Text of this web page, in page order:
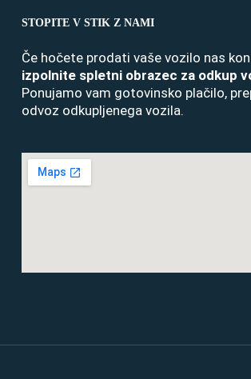
STOPITE V STIK Z NAMI
Če hočete prodati vaše vozilo nas
izpolnite spletni obrazec za odkup
Ponujamo vam gotovinsko plačilo,
odvoz odkupljenega vozila.